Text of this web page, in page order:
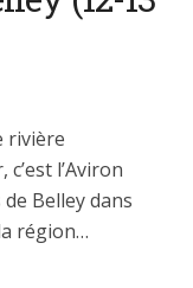
rivière
l’Aviron
Belley dans
région…